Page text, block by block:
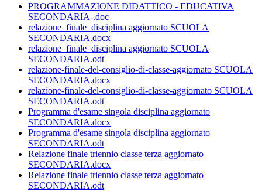
PROGRAMMAZIONE DIDATTICO - EDUCATIVA
SECONDARIA-.doc
relazione_finale_disciplina aggiornato SCUOLA
SECONDARIA.docx
relazione_finale_disciplina aggiornato SCUOLA
SECONDARIA.odt
relazione-finale-del-consiglio-di-classe-aggiornato SCUOLA
SECONDARIA.docx
relazione-finale-del-consiglio-di-classe-aggiornato SCUOLA
SECONDARIA.odt
Programma d'esame singola disciplina aggiornato
SECONDARIA.docx
Programma d'esame singola disciplina aggiornato
SECONDARIA.odt
Relazione finale triennio classe terza aggiornato
SECONDARIA.docx
Relazione finale triennio classe terza aggiornato
SECONDARIA.odt